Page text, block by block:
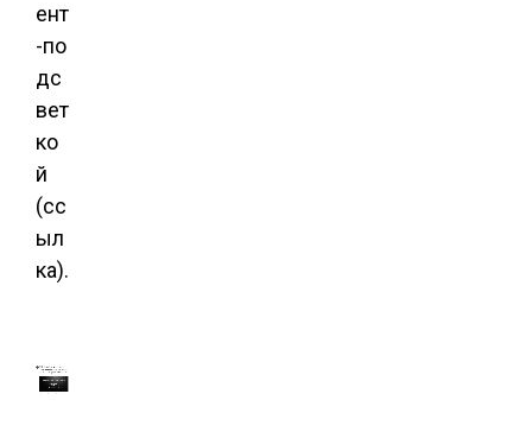
ент
-по
дс
вет
ко
й
(сс
ыл
ка).